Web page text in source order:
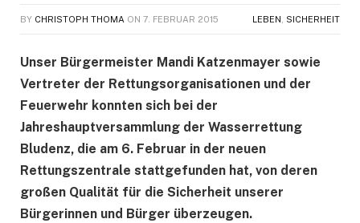
BY CHRISTOPH THOMA ON 7. FEBRUAR 2015 LEBEN SICHERHEIT
Unser Bürgermeister Mandi Katzenmayer sowie
Vertreter der Rettungsorganisationen und der
Feuerwehr konnten sich bei der
Jahreshauptversammlung der Wasserrettung
Bludenz, die am 6. Februar in der neuen
Rettungszentrale stattgefunden hat, von deren
großen Qualität für die Sicherheit unserer
Bürgerinnen und Bürger überzeugen.